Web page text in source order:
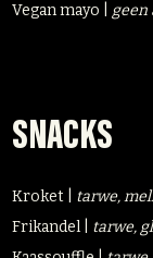
Vegan mayo | geen
SNACKS
Kroket |
tarwe,
Frikandel | tarwe,